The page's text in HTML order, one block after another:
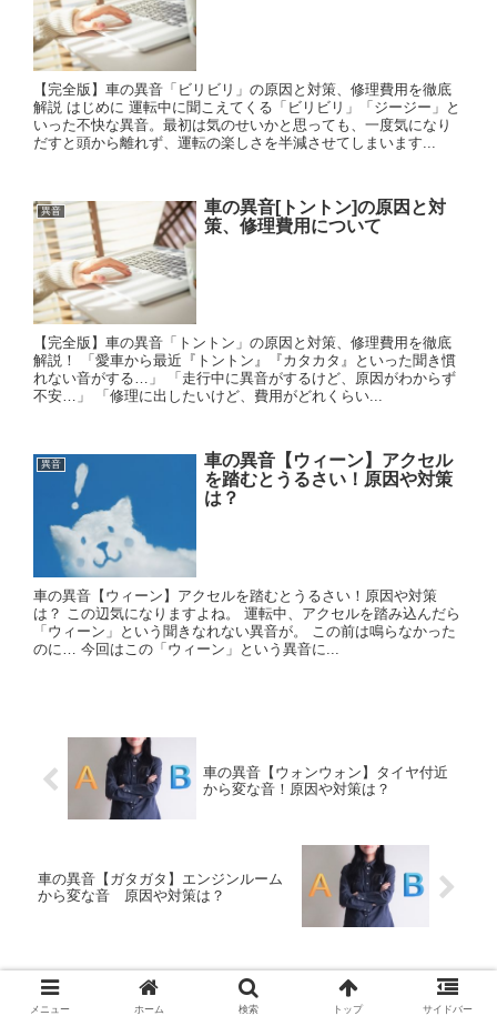
【完全版】車の異音「ビリビリ」の原因と対策、修理費用を徹底
解説 はじめに 運転中に聞こえてくる「ビリビリ」「ジージー」と
いった不快な異音。最初は気のせいかと思っても、一度気になり
だすと頭から離れず、運転の楽しさを半減させてしまいます...
異音
車の異音[トントン]の原因と対
策、修理費用について
【完全版】車の異音「トントン」の原因と対策、修理費用を徹底
解説！ 「愛車から最近『トントン』『カタカタ』といった聞き慣
れない音がする…」 「走行中に異音がするけど、原因がわからず
不安…」 「修理に出したいけど、費用がどれくらい...
異音
車の異音【ウィーン】アクセル
を踏むとうるさい！原因や対策
は？
車の異音【ウィーン】アクセルを踏むとうるさい！原因や対策
は？ この辺気になりますよね。 運転中、アクセルを踏み込んだら
「ウィーン」という聞きなれない異音が。 この前は鳴らなかった
のに… 今回はこの「ウィーン」という異音に...
車の異音【ウォンウォン】タイヤ付近
から変な音！原因や対策は？
車の異音【ガタガタ】エンジンルーム
から変な音 原因や対策は？
コメント
メニュー ホーム 検索 トップ サイドバー